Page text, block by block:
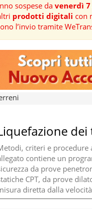
sospese da venerdì 7
prodotti digitali con
l’invio tramite
criteri e procedure
contiene un
da prove
CPT, da prove
diretta dalla